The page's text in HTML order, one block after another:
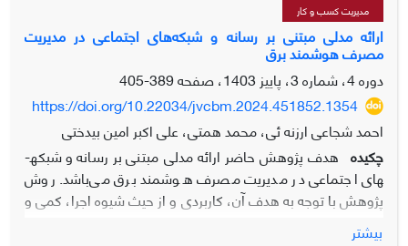
مدیریت کسب و کار
ارائه مدلی مبتنی بر رسانه و شبکه‌های اجتماعی در مدیریت
مصرف هوشمند برق
دوره 4، شماره 3، پاییز 1403، صفحه
389-405
https://doi.org/10.22034/jvcbm.2024.451852.1354
احمد شجاعی ارزنه ئی، محمد همتی، علی اکبر امین بیدختی
چکیده هدف پژوهش حاضر ارائه مدلی مبتنی بر رسانه و شبکه­
های اجتماعی در مدیریت مصرف هوشمند برق می‌باشد. روش
پژوهش با توجه به هدف آن، کاربردی و از حیث شیوه اجرا، کمی و
از نظر ماهیت اکتشافی و از نظر زمانی مقطعی می‌باشد. جامعه
بیشتر